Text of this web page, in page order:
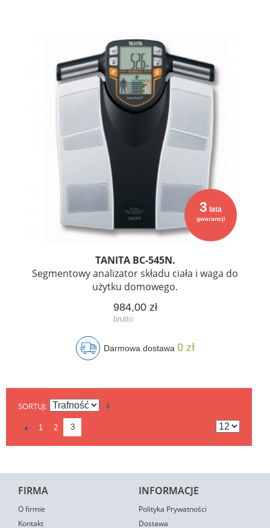
3 lata
gwarancji
TANITA BC-545N.
Segmentowy analizator składu ciała i waga do
użytku domowego.
984,00 zł
Darmowa dostawa 0 zł
SORTUJ
1 2 3
FIRMA
O firmie
Kontakt
INFORMACJE
Polityka Prywatności
Dostawa